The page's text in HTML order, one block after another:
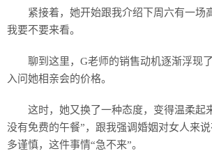
紧接着，她开始跟我介绍下周六有一场
我要不要来看。
聊到这里，G老师的销售动机逐渐浮现
入问她相亲会的价格。
这时，她又换了一种态度，变得温柔起
没有免费的午餐”，跟我强调婚姻对女人来
多谨慎，这件事情“急不来”。